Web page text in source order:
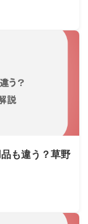
も違う？草野